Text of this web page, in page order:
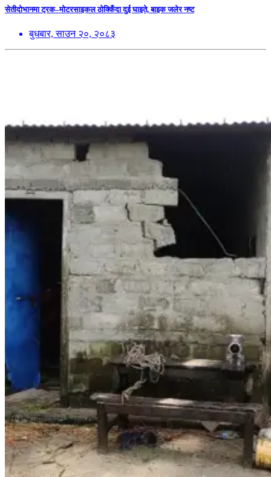
सेतीदोभानमा ट्रक–मोटरसाइकल ठोक्किँदा दुई घाइते, बाइक जलेर नष्ट
बुधबार, साउन २०, २०८३